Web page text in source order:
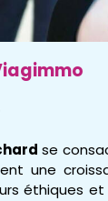
se
une
éthiques et